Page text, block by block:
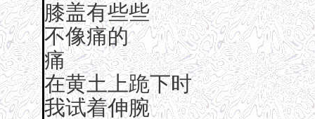
膝盖有些些
不像痛的
痛
在黄土上跪下时
我试着伸腕